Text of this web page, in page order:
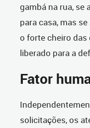
gambá na rua, se
para casa, mas
o forte cheiro das
liberado para a
Fator
solicitações, os